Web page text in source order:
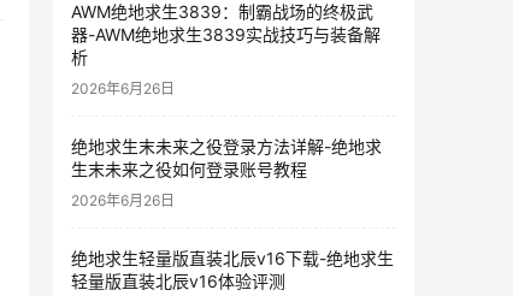
AWM绝地求生3839：制霸战场的终极武
器-AWM绝地求生3839实战技巧与装备解
析
2026年6月26日
绝地求生末未来之役登录方法详解-绝地求
生末未来之役如何登录账号教程
2026年6月26日
绝地求生轻量版直装北辰v16下载-绝地求生
轻量版直装北辰v16体验评测